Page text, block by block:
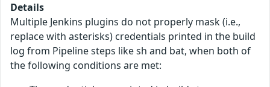
Details
Multiple Jenkins plugins do not properly mask (i.e.,
replace with asterisks) credentials printed in the build
log from Pipeline steps like sh and bat, when both of
the following conditions are met: